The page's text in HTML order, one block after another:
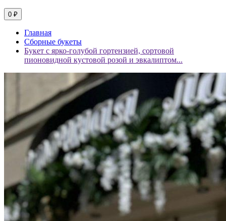
0 ₽
Главная
Сборные букеты
Букет с ярко-голубой гортензией, сортовой
пионовидной кустовой розой и эвкалиптом...